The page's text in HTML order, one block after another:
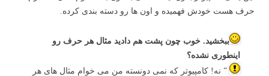
حرف هست خودش فهمیده و اون ها رو دسته بندی کرده.
ببخشید. خوب چون پشت هم دادید مثال هر حرف رو
اینطوری نشده؟
” نه! کامپیوتر که نمی دونسته من می خوام مثال های هر